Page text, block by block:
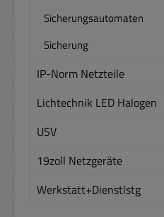
Sicherungsautomaten
Sicherung
IP-Norm Netzteile
Lichtechnik LED Halogen
USV
19zoll Netzgeräte
Werkstatt+Dienstlstg